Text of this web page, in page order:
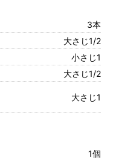
3本
大さじ1/2
小さじ1
大さじ1/2
大さじ1
1個